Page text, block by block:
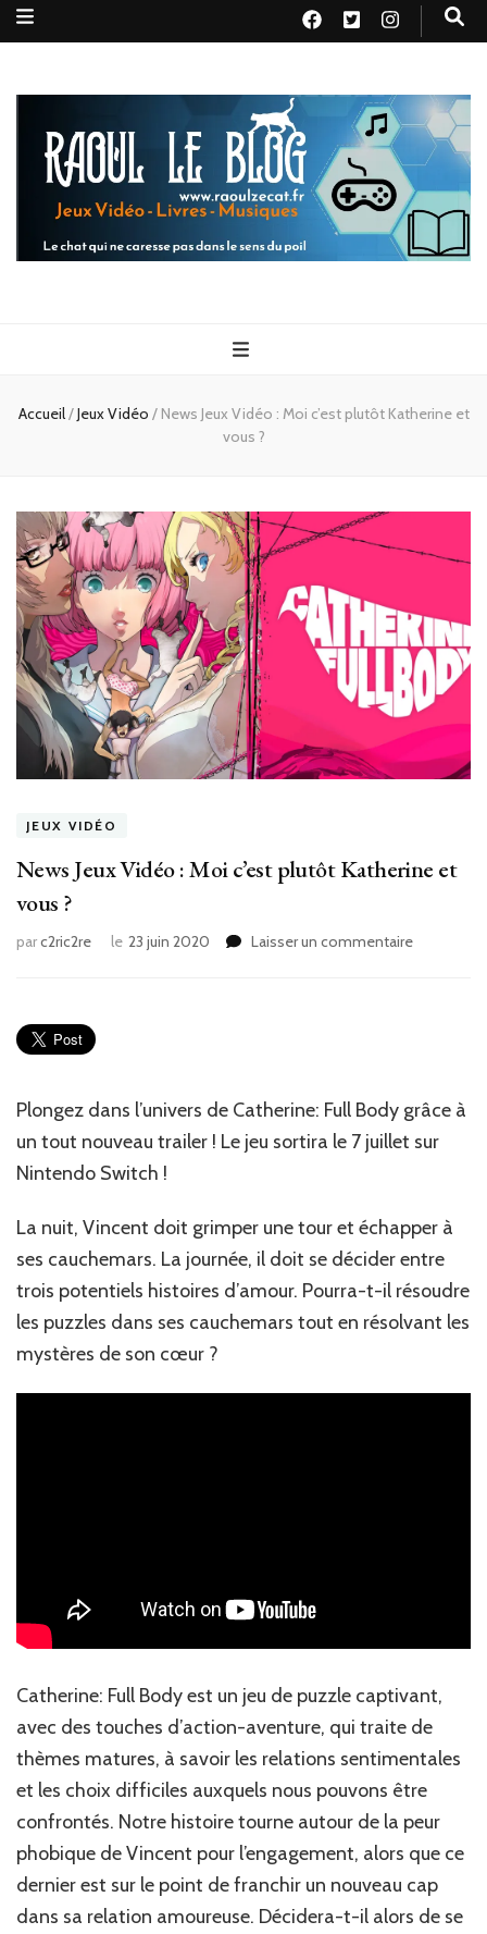
Raoul le
blog
Accueil/Jeux Vidéo / News Jeux Vidéo : Moi c’est plutôt Katherine et
vous ?
JEUX VIDÉO
News Jeux Vidéo : Moi c’est plutôt Katherine et
vous ?
parc2ric2re le 23 juin 2020 Laisser un commentairesur
plutôt
Katherine
et
Plongez dans l’univers de Catherine: Full Body grâce à
un tout nouveau trailer ! Le jeu sortira le 7 juillet sur
Nintendo Switch !
La nuit, Vincent doit grimper une tour et échapper à
ses cauchemars. La journée, il doit se décider entre
trois potentiels histoires d’amour. Pourra-t-il résoudre
les puzzles dans ses cauchemars tout en résolvant les
mystères de son cœur ?
Catherine: Full Body est un jeu de puzzle captivant,
avec des touches d’action-aventure, qui traite de
thèmes matures, à savoir les relations sentimentales
et les choix difficiles auxquels nous pouvons être
confrontés. Notre histoire tourne autour de la peur
phobique de Vincent pour l’engagement, alors que ce
dernier est sur le point de franchir un nouveau cap
dans sa relation amoureuse. Décidera-t-il alors de se